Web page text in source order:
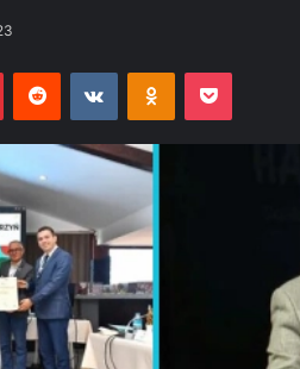
PinterestReddit VKontakteOdnoklassniki
Pocket